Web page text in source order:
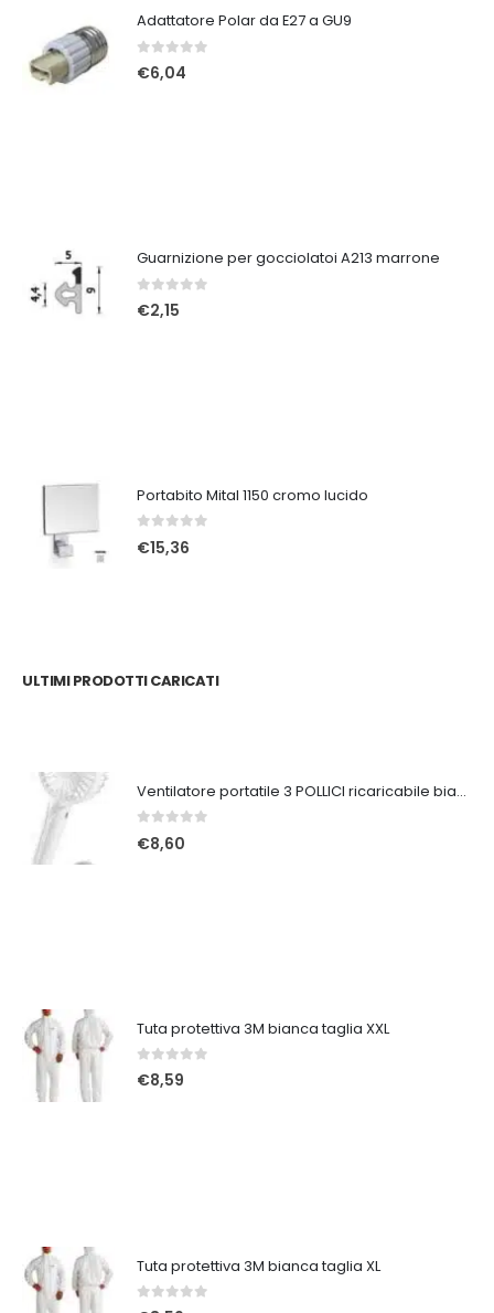
Adattatore Polar da E27 a GU9
0Su 5
€6,04
Guarnizione per gocciolatoi A213 marrone
Su 5
€2,15
Portabito Mital 1150 cromo lucido
Su 5
€15,36
ULTIMI PRODOTTI CARICATI
Ventilatore portatile 3 POLLICI ricaricabile bianco
Su 5
€8,60
Tuta protettiva 3M bianca taglia XXL
0Su 5
€8,59
Tuta protettiva 3M bianca taglia XL
0Su 5